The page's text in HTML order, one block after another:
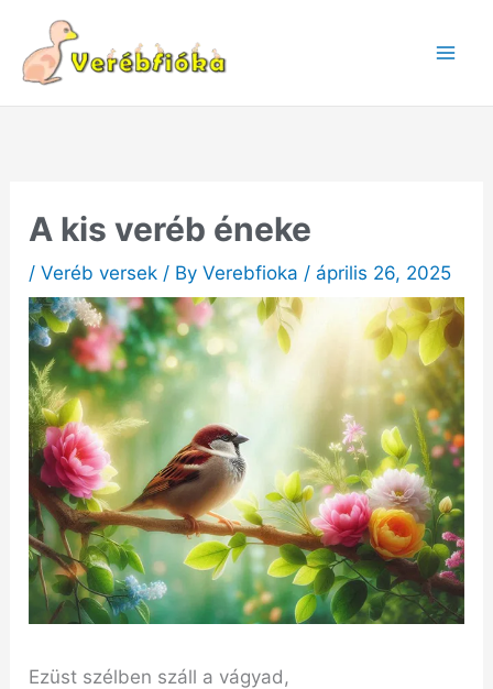
content
A kis veréb éneke
/Veréb versek / ByVerebfioka / április 26, 2025
Ezüst szélben száll a vágyad,